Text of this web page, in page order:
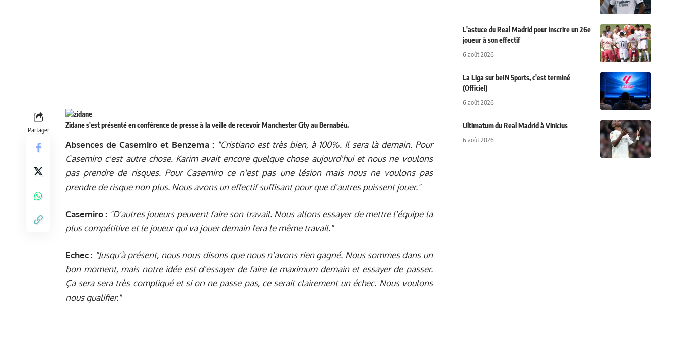
Partager
Zidane s'est présenté en conférence de presse à la veille de recevoir Manchester City au Bernabéu.
Absences de Casemiro et Benzema : "Cristiano est très bien, à 100%. Il sera là demain. Pour
Casemiro c'est autre chose. Karim avait encore quelque chose aujourd'hui et nous ne voulons
pas prendre de risques. Pour Casemiro ce n'est pas une lésion mais nous ne voulons pas
prendre de risque non plus. Nous avons un effectif suffisant pour que d'autres puissent jouer."
Casemiro : "D'autres joueurs peuvent faire son travail. Nous allons essayer de mettre l'équipe la
plus compétitive et le joueur qui va jouer demain fera le même travail."
Echec : "Jusqu'à présent, nous nous disons que nous n'avons rien gagné. Nous sommes dans un
bon moment, mais notre idée est d'essayer de faire le maximum demain et essayer de passer.
Ça sera sera très compliqué et si on ne passe pas, ce serait clairement un échec. Nous voulons
nous qualifier."
L'astuce du Real Madrid pour inscrire un 26e
joueur à son effectif
6 août 2026
La Liga sur beIN Sports, c'est terminé
(Officiel)
6 août 2026
Ultimatum du Real Madrid à Vinicius
6 août 2026